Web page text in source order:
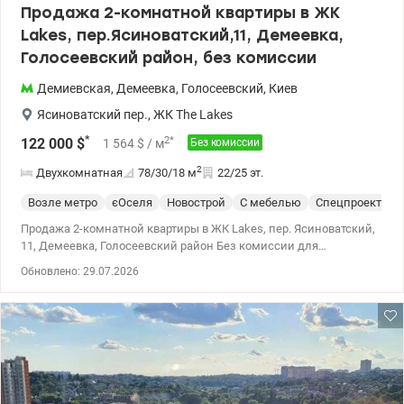
Продажа 2-комнатной квартиры в ЖК
Lakes, пер.Ясиноватский,11, Демеевка,
Голосеевский район, без комиссии
Демиевская, Демеевка, Голосеевский, Киев
Ясиноватский пер., ЖК The Lakes
122 000 $* 1 564 $ / м2* Без комиссии
Двухкомнатная 78/30/18 м2 22/25 эт.
Возле метро єОселя Новострой С мебелью Спецпроект
Продажа 2-комнатной квартиры в ЖК Lakes, пер. Ясиноватский,
11, Демеевка, Голосеевский район Без комиссии для
два санузла, две лоджии, кладовая. Квартира оборудована
бытовой техникой – холодильником, духовым шкафом,
варочной поверхностью, вытяжкой, стиральной машинкой,
бойлером, телевизиром. В доме установлен генератор. Рядом с
домом есть необходимая инфраструктура, до станции метро
Демеевская 15 минут пешком. Право собственности более 3-х
Обновлено: 29.07.2026